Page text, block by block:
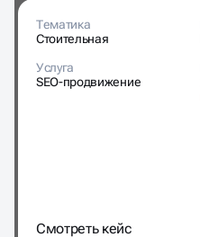
Тематика
Стоительная
Услуга
SEO-продвижение
Cмотреть кейс